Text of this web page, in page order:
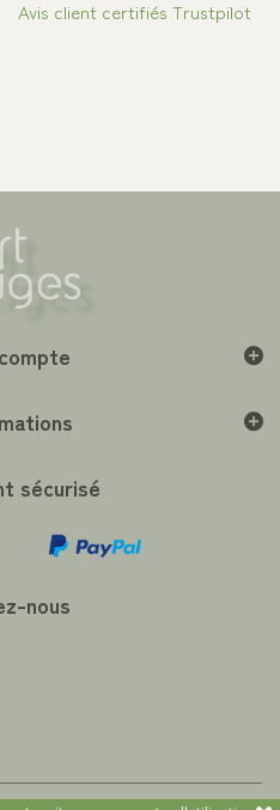
Avis client certifiés Trustpilot
sécurisé
nous